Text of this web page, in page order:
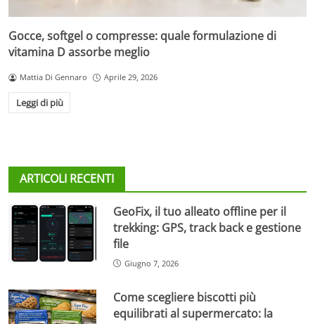
Gocce, softgel o compresse: quale formulazione di
vitamina D assorbe meglio
Mattia Di Gennaro Aprile 29, 2026
Leggi di più
ARTICOLI RECENTI
GeoFix, il tuo alleato offline per il
trekking: GPS, track back e gestione
file
Giugno 7, 2026
Come scegliere biscotti più
equilibrati al supermercato: la